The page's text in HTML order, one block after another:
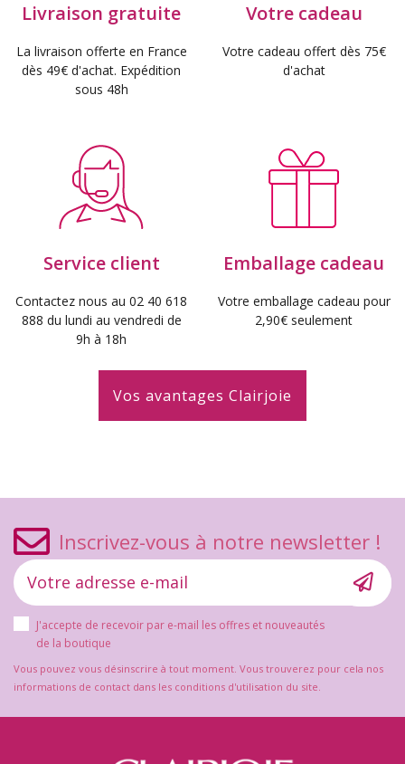
Livraison gratuite
La livraison offerte en France
dès 49€ d'achat. Expédition
sous 48h
Votre cadeau
Votre cadeau offert dès 75€
d'achat
Service client
Contactez nous au 02 40 618
888 du lundi au vendredi de
9h à 18h
Emballage cadeau
Votre emballage cadeau pour
2,90€ seulement
Vos avantages Clairjoie
Inscrivez-vous à notre newsletter !
J'accepte de recevoir par e-mail les offres et nouveautés
de la boutique
Vous pouvez vous désinscrire à tout moment. Vous trouverez pour cela nos
informations de contact dans les conditions d'utilisation du site.